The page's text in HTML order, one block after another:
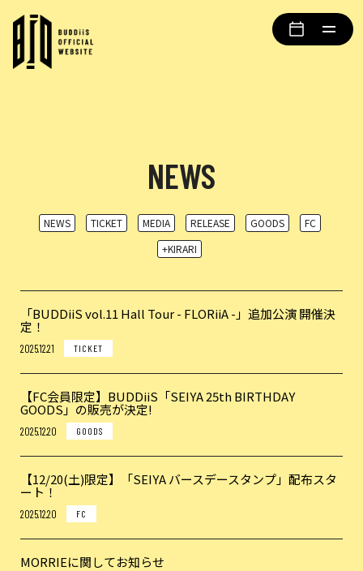
NEWS
NEWS TICKET MEDIA RELEASE GOODS
FC
+KIRARI
「BUDDiiS vol.11 Hall Tour - FLORiiA -」追加公演 開催決
定！
2025.12.21 TICKET
【FC会員限定】BUDDiiS「SEIYA 25th BIRTHDAY
GOODS」の販売が決定!
2025.12.20 GOODS
【12/20(土)限定】「SEIYA バースデースタンプ」配布スタ
ート！
2025.12.20 FC
MORRIEに関してお知らせ